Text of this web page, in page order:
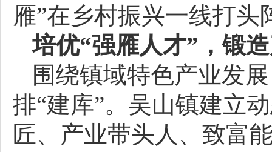
雁”在乡村振兴一线打
培优“强雁人才”，锻
围绕镇域特色产业发
排“建库”。吴山镇建立
匠、产业带头人、致富